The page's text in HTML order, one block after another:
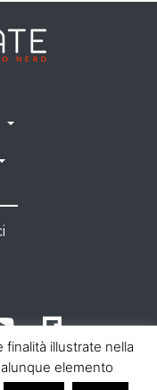
finalità illustrate nella
elemento